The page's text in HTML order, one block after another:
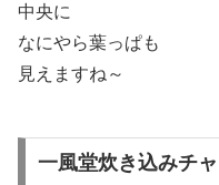
中央に
なにやら葉っぱも
見えますね～
一風堂炊き込みチ